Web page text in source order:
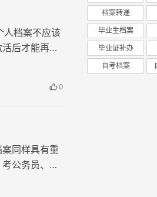
档案不应该
后才能再次
0
同样具有重
公务员、考
档案转递
毕业生档案
毕业证补办
自考档案